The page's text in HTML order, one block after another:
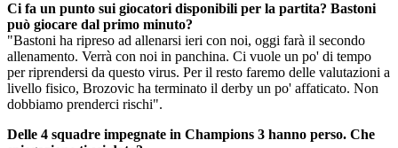
Ci fa un punto sui giocatori disponibili per la partita? Bastoni
può giocare dal primo minuto?
"Bastoni ha ripreso ad allenarsi ieri con noi, oggi farà il secondo
allenamento. Verrà con noi in panchina. Ci vuole un po' di tempo
per riprendersi da questo virus. Per il resto faremo delle valutazioni a
livello fisico, Brozovic ha terminato il derby un po' affaticato. Non
dobbiamo prenderci rischi".
Delle 4 squadre impegnate in Champions 3 hanno perso. Che